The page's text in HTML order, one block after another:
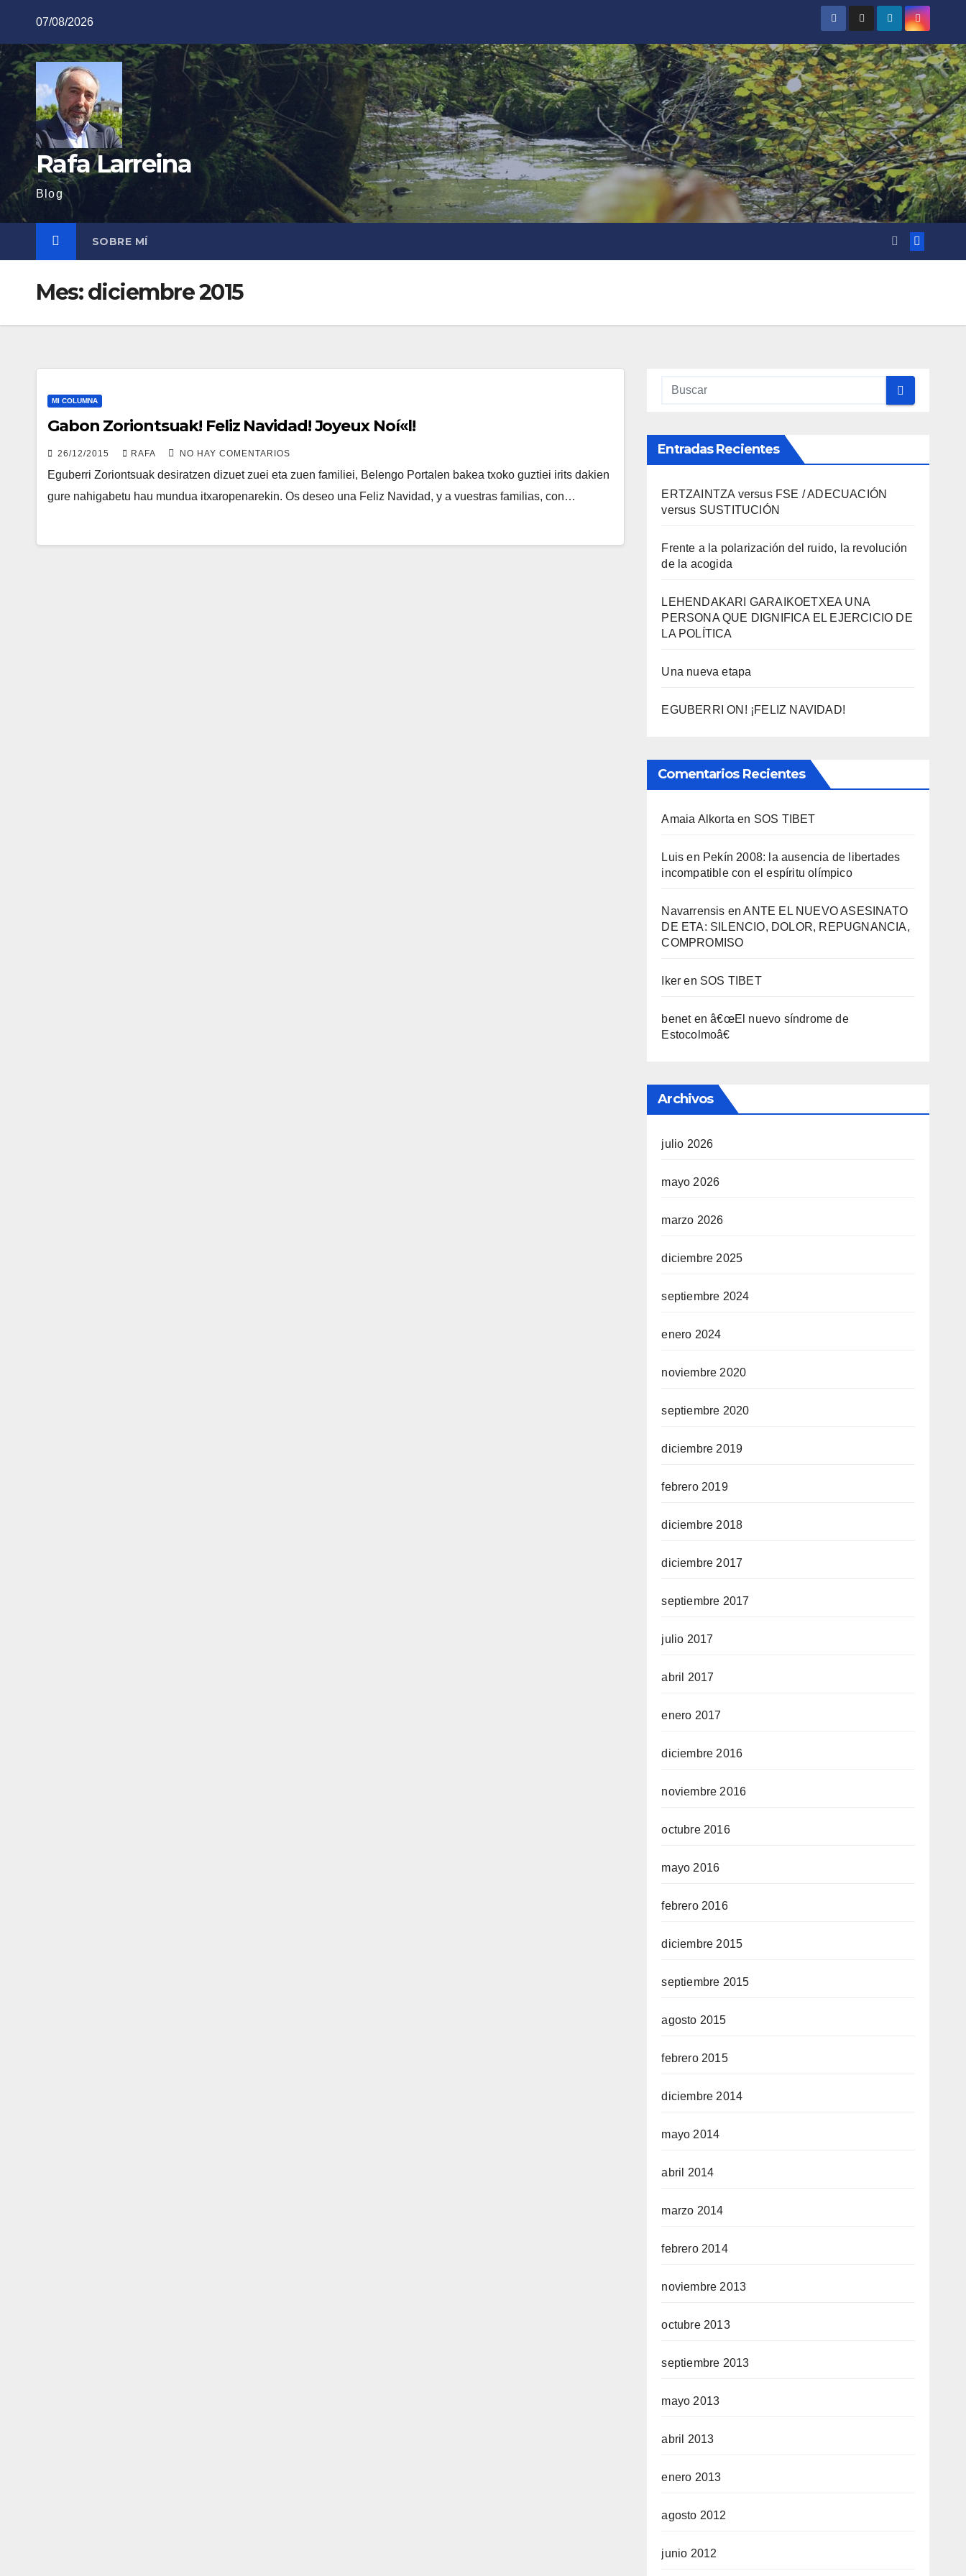
contenido
07/08/2026
Rafa Larreina
Blog
SOBRE MÍ
Mes:diciembre 2015
MI COLUMNA
Gabon Zoriontsuak! Feliz Navidad! Joyeux Noí«l!
26/12/2015 RAFA NO HAY COMENTARIOS
Eguberri Zoriontsuak desiratzen dizuet zuei eta zuen familiei, Belengo Portalen bakea txoko guztiei irits dakien
gure nahigabetu hau mundua itxaropenarekin. Os deseo una Feliz Navidad, y a vuestras familias, con…
Entradas Recientes
ERTZAINTZA versus FSE / ADECUACIÓN
versus SUSTITUCIÓN
Frente a la polarización del ruido, la revolución
de la acogida
LEHENDAKARI GARAIKOETXEA UNA
PERSONA QUE DIGNIFICA EL EJERCICIO DE
LA POLÍTICA
Una nueva etapa
EGUBERRI ON! ¡FELIZ NAVIDAD!
Comentarios Recientes
Amaia Alkorta en SOS TIBET
Luis en Pekí­n 2008: la ausencia de libertades
incompatible con el espí­ritu olí­mpico
Navarrensis enANTE EL NUEVO ASESINATO
DE ETA: SILENCIO, DOLOR, REPUGNANCIA,
COMPROMISO
Iker en SOS TIBET
benetenâ€œEl nuevo sí­ndrome de
Estocolmoâ€
Archivos
julio 2026
mayo 2026
marzo 2026
diciembre 2025
septiembre 2024
enero 2024
noviembre 2020
septiembre 2020
diciembre 2019
febrero 2019
diciembre 2018
diciembre 2017
septiembre 2017
julio 2017
abril 2017
enero 2017
diciembre 2016
noviembre 2016
octubre 2016
mayo 2016
febrero 2016
diciembre 2015
septiembre 2015
agosto 2015
febrero 2015
diciembre 2014
mayo 2014
abril 2014
marzo 2014
febrero 2014
noviembre 2013
octubre 2013
septiembre 2013
mayo 2013
abril 2013
enero 2013
agosto 2012
junio 2012